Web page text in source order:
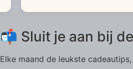
📬 Sluit je aan bij
Elke maand de leukste